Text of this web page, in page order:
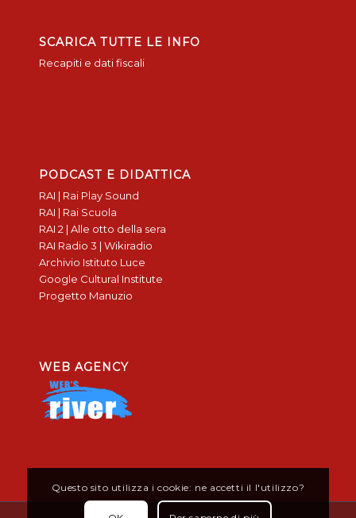
SCARICA TUTTE LE INFO
Recapiti e dati fiscali
PODCAST E DIDATTICA
RAI | Rai Play Sound
RAI | Rai Scuola
RAI 2 | Alle otto della sera
RAI Radio 3 | Wikiradio
Archivio Istituto Luce
Google Cultural Institute
Progetto Manuzio
WEB AGENCY
Questo sito utilizza i cookie: ne accetti il l'utilizzo?